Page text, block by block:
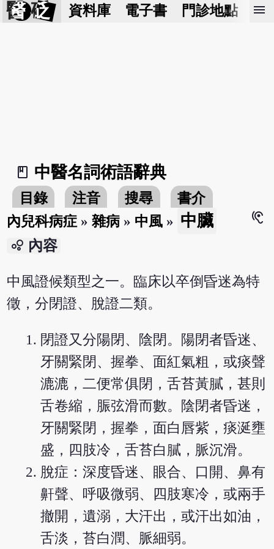
醫 砭 資料庫 電子書 門診地點 預
menu
book_2
中醫名詞術語辭典
目錄 注音 搜尋
書介
內兒科病症 »雜病 » 中風 » 中臟
hearing
bubble_chart 內容
中風證候類型之一。臨床以卒倒昏迷為特
徵，分閉證、脫證二類。
閉證又分陽閉、陰閉。陽閉者昏迷、
牙關緊閉、握拳、面紅氣粗，或痰聲
漉漉，二便常俱閉，舌苔黃膩，甚則
舌卷縮，脤弦滑而數。陰閉者昏迷，
牙關緊閉，握拳，面白唇紫，痰涎壅
盛，四肢冷，舌苔白膩，脈沉滑。
脫症：深度昏迷、眼合、口開、鼻有
鼾聲、呼吸微弱、四肢寒冷，或兩手
撤開，遺溺，大汗出，或汗出如油，
舌淡，苔白潤、脈細弱。